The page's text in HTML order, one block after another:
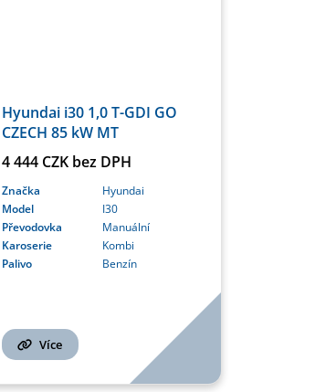
Hyundai i30 1,0 T-GDI GO
CZECH 85 kW MT
4 444 CZK bez DPH
Značka
Hyundai
Model
I30
Převodovka
Manuální
Karoserie
Kombi
Palivo
Benzín
Více